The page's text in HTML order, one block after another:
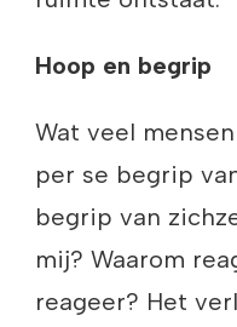
Hoop en begrip
Wat veel
per se begrip
begrip van
mij? Waarom
reageer? Het